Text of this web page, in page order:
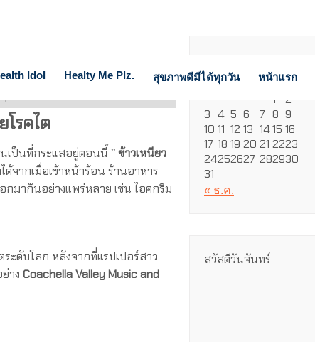
Idol Healty Me Plz. สุขภาพดีมีได้ทุกวัน หน้าแรก
PostView Count: 663 Views
รคไต
ป็นที่กระแสอยู่ตอนนี้ ” ข้าวเหนียว
จากเมื่อเข้าหน้าร้อน ร้านอาหาร
กมากันอย่างแพร่หลาย เช่น ไอศกรีม
ะดับโลก หลังจากที่แรปเปอร์สาว
าง Coachella Valley Music and
จ. อ. พ. ศ. ส. อา.
1
2
3 4 5 6 7 8 9
10 11 12 13 1415 16
17 18 19 20 21 2223
24252627 282930
31
« ธ.ค.
สวัสดีวันจันทร์